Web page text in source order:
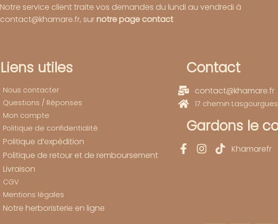
Notre service client traite vos demandes du lundi au vendredi à
contact@khamare.fr, sur notre page contact
Liens utiles
Nous contacter
Questions / Réponses
Mon compte
Politique de confidentialité
Politique d’expédition
Politique de retour et de remboursement
Livraison
CGV
Mentions légales
Notre herboristerie en ligne
Contact
contact@khamare.fr
17 chemin
Gardons le
Khamarefr